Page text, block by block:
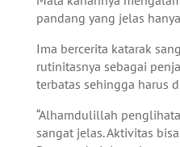
pandang yang jelas
Ima bercerita katarak
rutinitasnya sebagai
terbatas sehingga harus
“Alhamdulillah
sangat jelas. Aktivitas